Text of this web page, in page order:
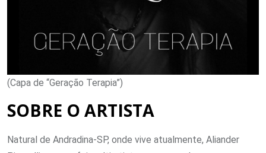
(Capa de “Geração Terapia”)
SOBRE O ARTISTA
Natural de Andradina-SP, onde vive atualmente, Aliander